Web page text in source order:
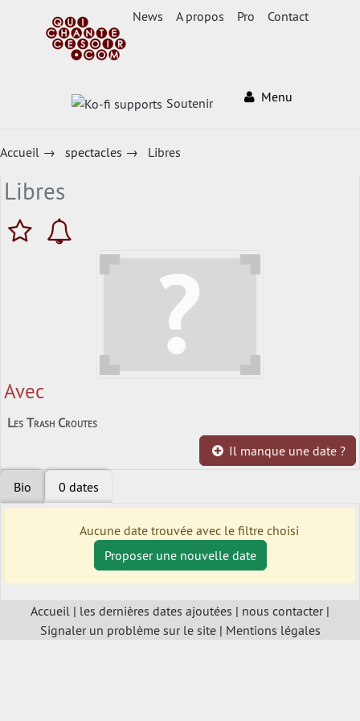
News A propos Pro Contact
Soutenir Menu
Accueil → spectacles → Libres
Libres
Avec
Les Trash Croutes
Il manque une date ?
Bio 0 dates
Aucune date trouvée avec le filtre choisi
Proposer une nouvelle date
Accueil | les dernières dates ajoutées | nous contacter|
Signaler un problème sur le site| Mentions légales